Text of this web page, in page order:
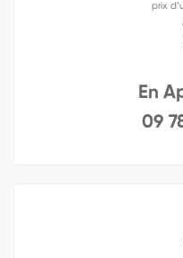
prix
En
09